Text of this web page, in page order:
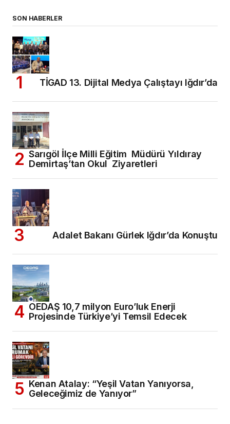
SON HABERLER
TİGAD 13. Dijital Medya Çalıştayı Iğdır’da
Sarıgöl İlçe Milli Eğitim Müdürü Yıldıray
Demirtaş’tan Okul Ziyaretleri
Adalet Bakanı Gürlek Iğdır’da Konuştu
OEDAŞ 10,7 milyon Euro’luk Enerji
Projesinde Türkiye’yi Temsil Edecek
Kenan Atalay: “Yeşil Vatan Yanıyorsa,
Geleceğimiz de Yanıyor”